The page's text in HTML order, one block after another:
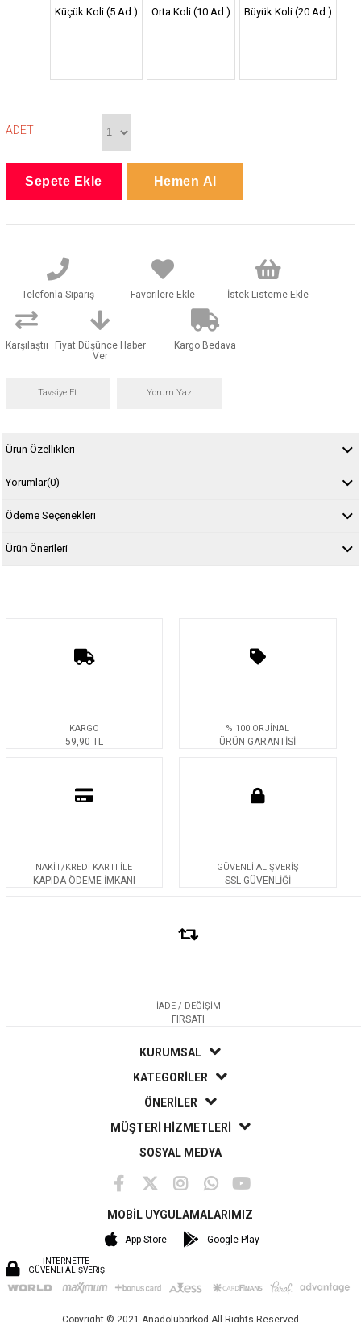
Küçük Koli (5 Ad.) Orta Koli (10 Ad.) Büyük Koli (20 Ad.)
ADET
Telefonla Sipariş Favorilere Ekle İstek Listeme Ekle
Karşılaştır
Fiyat Düşünce Haber
Ver
Kargo Bedava
Tavsiye Et Yorum Yaz
Ürün Özellikleri
Yorumlar(0)
Ödeme Seçenekleri
Ürün Önerileri
KARGO
59,90 TL
% 100 ORJİNAL
ÜRÜN GARANTİSİ
NAKİT/KREDİ KARTI İLE
KAPIDA ÖDEME İMKANI
GÜVENLİ ALIŞVERİŞ
SSL GÜVENLİĞİ
İADE / DEĞİŞİM
FIRSATI
KURUMSAL
KATEGORİLER
ÖNERİLER
MÜŞTERİ HİZMETLERİ
SOSYAL MEDYA
MOBİL UYGULAMALARIMIZ
App Store Google Play
İNTERNETTE
GÜVENLİ ALIŞVERİŞ
Copyright © 2021 Anadolubarkod All Rights Reserved